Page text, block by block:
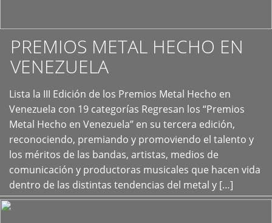
PREMIOS METAL HECHO EN
VENEZUELA
Lista la III Edición de los Premios Metal Hecho en
Venezuela con 19 categorías Regresan los “Premios
Metal Hecho en Venezuela” en su tercera edición,
reconociendo, premiando y promoviendo el talento y
los méritos de las bandas, artistas, medios de
comunicación y productoras musicales que hacen vida
dentro de las distintas tendencias del metal y […]
+